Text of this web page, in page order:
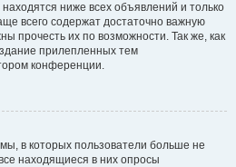
ниже всех объявлений и только
всего содержат достаточно важную
прочесть их по возможности. Так же, как
прилепленных тем
конференции.
в которых пользователи больше не
находящиеся в них опросы